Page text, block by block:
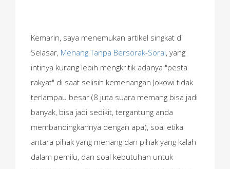
Kemarin, saya menemukan artikel singkat di
Selasar, Menang Tanpa Bersorak-Sorai, yang
intinya kurang lebih mengkritik adanya "pesta
rakyat" di saat selisih kemenangan Jokowi tidak
terlampau besar (8 juta suara memang bisa jadi
banyak, bisa jadi sedikit, tergantung anda
membandingkannya dengan apa), soal etika
antara pihak yang menang dan pihak yang kalah
dalam pemilu, dan soal kebutuhan untuk